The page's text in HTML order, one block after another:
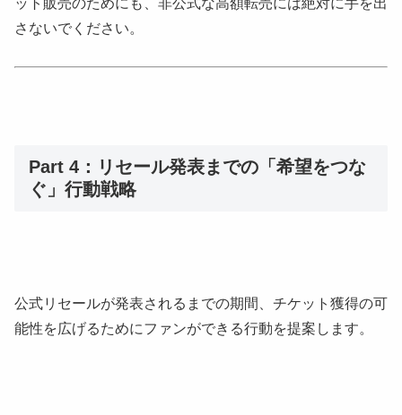
さないでください。
Part 4：リセール発表までの「希望をつな
ぐ」行動戦略
公式リセールが発表されるまでの期間、チケット獲得の可
能性を広げるためにファンができる行動を提案します。